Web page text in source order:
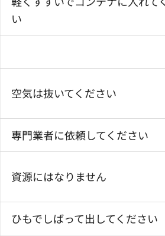
い
空気は抜いてください
専門業者に依頼してください
資源にはなりません
ひもでしばって出してください